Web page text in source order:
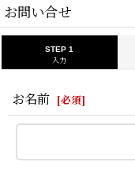
お問い合せ
STEP 1
入力
お名前 [必須]